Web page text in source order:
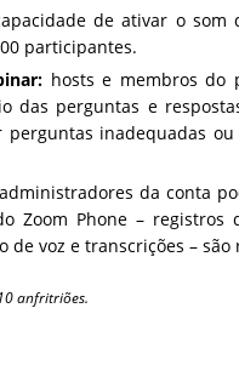
de ativar o som
participantes.
hosts e membros do
das perguntas e
inadequadas
da conta
Zoom Phone – registros
de voz e transcrições – são
anfritriões.